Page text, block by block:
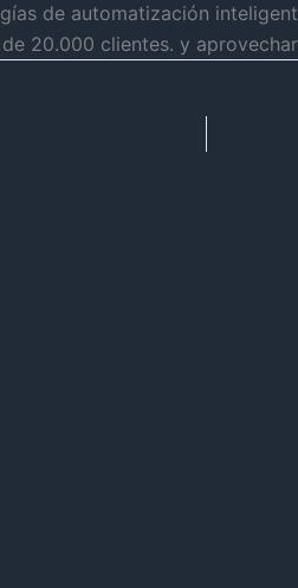
de automatización
20.000 clientes. y